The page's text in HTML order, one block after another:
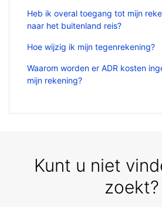
Heb ik overal toegang tot mijn
naar het buitenland reis?
Hoe wijzig ik mijn tegenrekening?
Waarom worden er ADR kosten
mijn rekening?
Kunt u niet
zoekt?